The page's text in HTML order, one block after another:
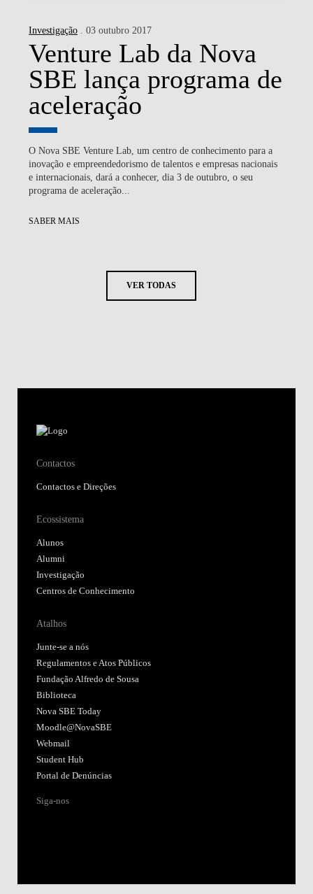
Investigação . 03 outubro 2017
Venture Lab da Nova
SBE lança programa de
aceleração
O Nova SBE Venture Lab, um centro de conhecimento para a
inovação e empreendedorismo de talentos e empresas nacionais
e internacionais, dará a conhecer, dia 3 de outubro, o seu
programa de aceleração...
SABER MAIS
VER TODAS
Contactos
Contactos e Direções
Ecossistema
Alunos
Alumni
Investigação
Centros de Conhecimento
Atalhos
Junte-se a nós
Regulamentos e Atos Públicos
Fundação Alfredo de Sousa
Biblioteca
Nova SBE Today
Moodle@NovaSBE
Webmail
Student Hub
Portal de Denúncias
Siga-nos